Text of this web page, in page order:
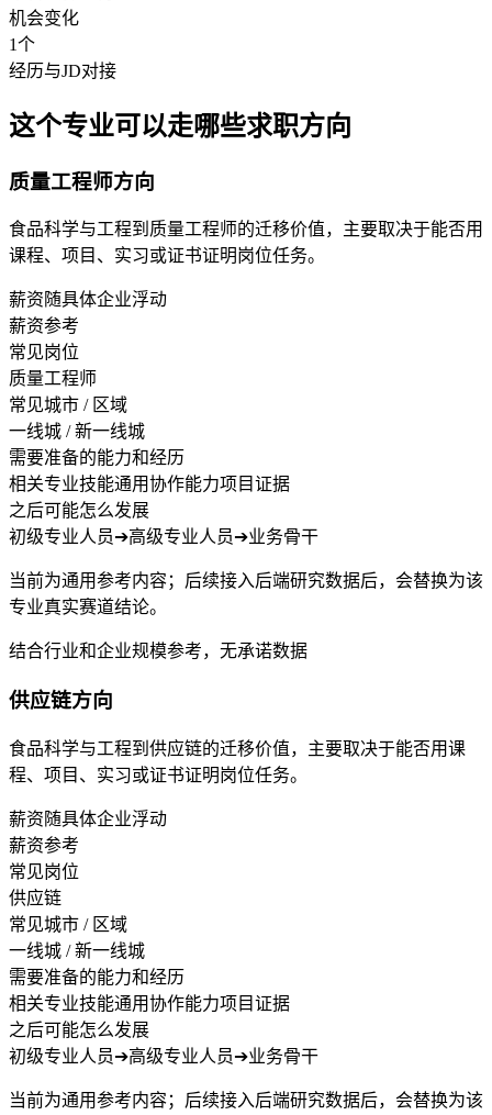
机会变化
1个
经历与JD对接
这个专业可以走哪些求职方向
质量工程师方向
食品科学与工程到质量工程师的迁移价值，主要取决于能否用
课程、项目、实习或证书证明岗位任务。
薪资随具体企业浮动
薪资参考
常见岗位
质量工程师
常见城市 / 区域
一线城 / 新一线城
需要准备的能力和经历
相关专业技能通用协作能力项目证据
之后可能怎么发展
初级专业人员➔高级专业人员➔业务骨干
当前为通用参考内容；后续接入后端研究数据后，会替换为该
专业真实赛道结论。
结合行业和企业规模参考，无承诺数据
供应链方向
食品科学与工程到供应链的迁移价值，主要取决于能否用课
程、项目、实习或证书证明岗位任务。
薪资随具体企业浮动
薪资参考
常见岗位
供应链
常见城市 / 区域
一线城 / 新一线城
需要准备的能力和经历
相关专业技能通用协作能力项目证据
之后可能怎么发展
初级专业人员➔高级专业人员➔业务骨干
当前为通用参考内容；后续接入后端研究数据后，会替换为该